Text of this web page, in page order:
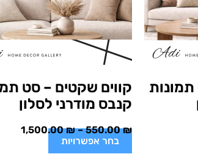
קווים שקטים – סט
קנבס מודרני לסלון
550.00₪
–
1,500.00₪
בחר אפשרויות